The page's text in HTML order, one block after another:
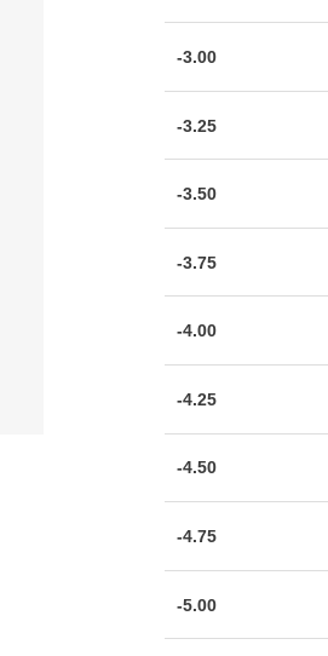
-3.00
-3.25
-3.50
-3.75
-4.00
-4.25
-4.50
-4.75
-5.00